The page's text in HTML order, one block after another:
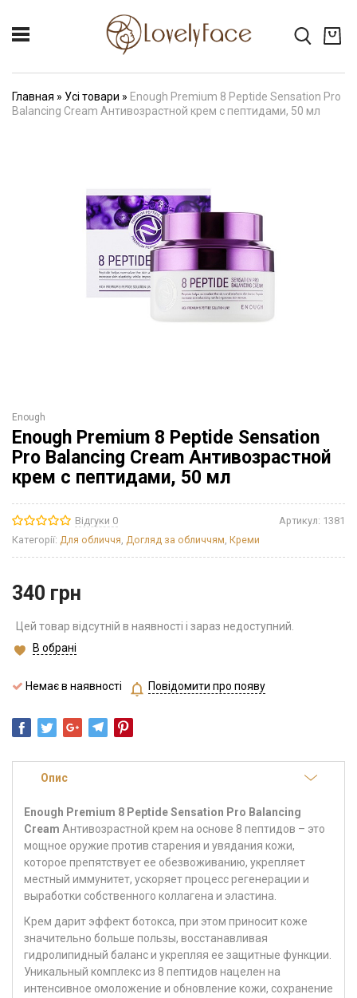
Главная » Усі товари » Enough Premium 8 Peptide Sensation Pro
Balancing Cream Антивозрастной крем с пептидами, 50 мл
Enough
Enough Premium 8 Peptide Sensation
Pro Balancing Cream Антивозрастной
крем с пептидами, 50 мл
Відгуки 0 Артикул: 1381
Категорії: Для обличчя, Догляд за обличчям, Креми
340 грн
Цей товар відсутній в наявності і зараз недоступний.
В обрані
Немає в наявності Повідомити про появу
Опис
Enough Premium 8 Peptide Sensation Pro Balancing
Cream Антивозрастной крем на основе 8 пептидов – это
мощное оружие против старения и увядания кожи,
которое препятствует ее обезвоживанию, укрепляет
местный иммунитет, ускоряет процесс регенерации и
выработки собственного коллагена и эластина.
Крем дарит эффект ботокса, при этом приносит коже
значительно больше пользы, восстанавливая
гидролипидный баланс и укрепляя ее защитные функции.
Уникальный комплекс из 8 пептидов нацелен на
интенсивное омоложение и обновление кожи, сохранение